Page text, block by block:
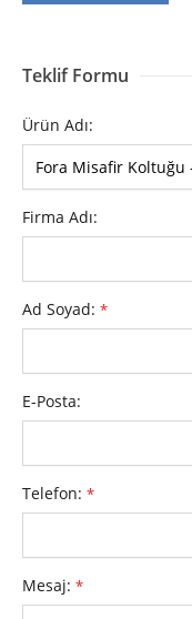
Teklif Formu
Ürün Adı:
Firma Adı:
Ad Soyad: *
E-Posta:
Telefon: *
Mesaj: *